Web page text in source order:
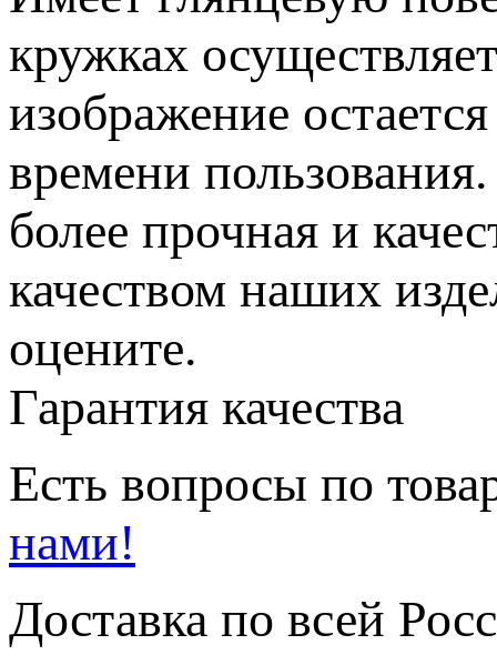
кружках
изображение
времени
более прочная и
качеством наших
оцените.
Гарантия качества
Есть вопросы по
нами!
Доставка по всей